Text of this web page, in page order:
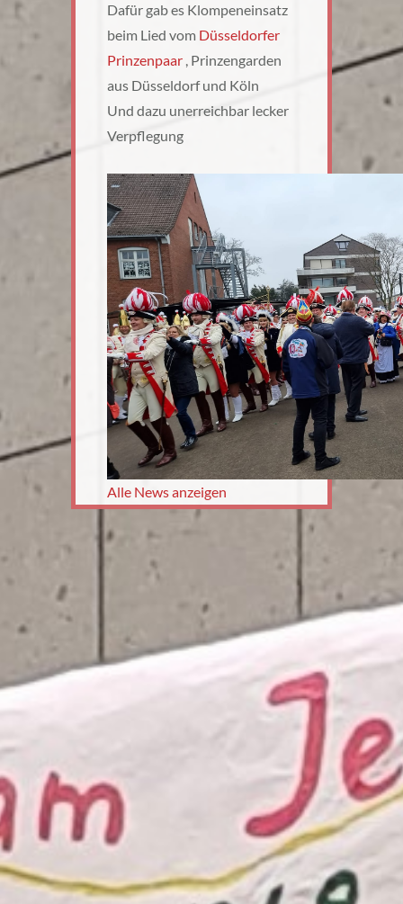
Dafür gab es Klompeneinsatz
beim Lied vom Düsseldorfer
Prinzenpaar , Prinzengarden
aus Düsseldorf und Köln
Und dazu unerreichbar lecker
Verpflegung
Alle News anzeigen